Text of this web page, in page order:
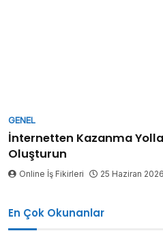
GENEL
İnternetten Kazanma
Oluşturun
Online İş Fikirleri 25 Haziran 2026
En Çok Okunanlar